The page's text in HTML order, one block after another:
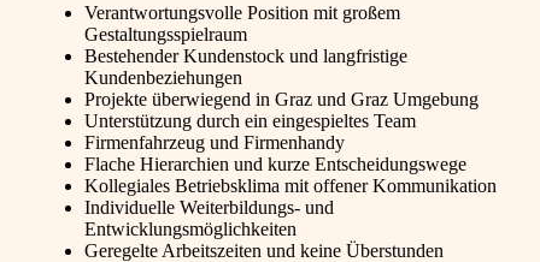
Verantwortungsvolle Position mit großem
Gestaltungsspielraum
Bestehender Kundenstock und langfristige
Kundenbeziehungen
Projekte überwiegend in Graz und Graz Umgebung
Unterstützung durch ein eingespieltes Team
Firmenfahrzeug und Firmenhandy
Flache Hierarchien und kurze Entscheidungswege
Kollegiales Betriebsklima mit offener Kommunikation
Individuelle Weiterbildungs- und
Entwicklungsmöglichkeiten
Geregelte Arbeitszeiten und keine Überstunden